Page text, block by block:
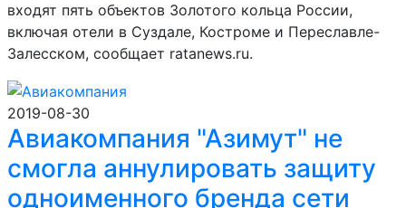
входят пять объектов Золотого кольца России,
включая отели в Суздале, Костроме и Переславле-
Залесском, сообщает ratanews.ru.
2019-08-30
Авиакомпания "Азимут" не
смогла аннулировать защиту
одноименного бренда сети